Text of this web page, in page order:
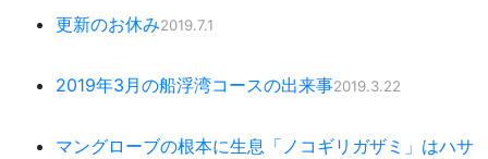
更新のお休み2019.7.1
2019年3月の船浮湾コースの出来事2019.3.22
マングローブの根本に生息「ノコギリガザミ」はハサ